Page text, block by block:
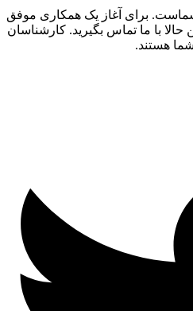
برای آغاز یک همکاری موفق
با ما تماس بگیرید. کارشناسان
هستند.